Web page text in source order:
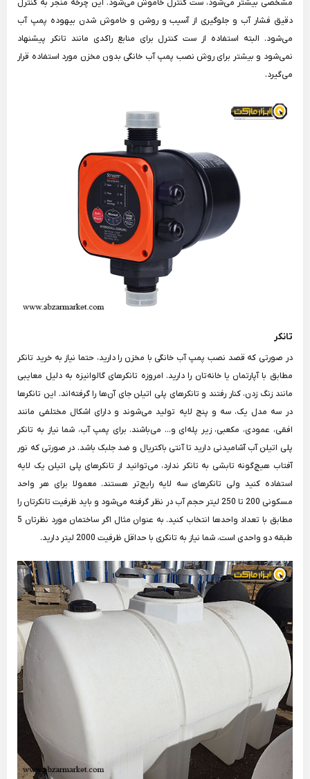
مشخصی بیشتر می‌شود، ست کنترل خاموش می‌شود. این چرخه منجر به کنترل
دقیق فشار آب و جلوگیری از آسیب و روشن و خاموش شدن بیهوده پمپ آب
می‌شود. البته استفاده از ست کنترل برای منابع راکدی مانند تانکر پیشنهاد
نمی‌شود و بیشتر برای روش نصب پمپ آب خانگی بدون مخزن مورد استفاده قرار
می‌گیرد.
تانکر
در صورتی که قصد نصب پمپ آب خانگی با مخزن را دارید، حتما نیاز به خرید تانکر
مطابق با آپارتمان یا خانه‌تان را دارید. امروزه تانکرهای گالوانیزه به دلیل معایبی
مانند زنگ زدن، کنار رفتند و تانکرهای پلی اتیلن جای آن‌ها را گرفته‌اند. این تانکرها
در سه مدل یک، سه و پنج لایه تولید می‌شوند و دارای اشکال مختلفی مانند
افقی، عمودی، مکعبی، زیر پله‌ای و... می‌باشند. برای پمپ آب، شما نیاز به تانکر
پلی اتیلن آب آشامیدنی دارید تا آنتی باکتریال و ضد جلبک باشد. در صورتی که نور
آفتاب هیچ‌گونه تابشی به تانکر ندارد، می‌توانید از تانکرهای پلی اتیلن یک لایه
استفاده کنید ولی تانکرهای سه لایه رایج‌تر هستند. معمولا برای هر واحد
مسکونی 200 تا 250 لیتر حجم آب در نظر گرفته می‌شود و باید ظرفیت تانکرتان را
مطابق با تعداد واحدها انتخاب کنید. به عنوان مثال اگر ساختمان مورد نظرتان 5
طبقه دو واحدی است، شما نیاز به تانکری با حداقل ظرفیت 2000 لیتر دارید.